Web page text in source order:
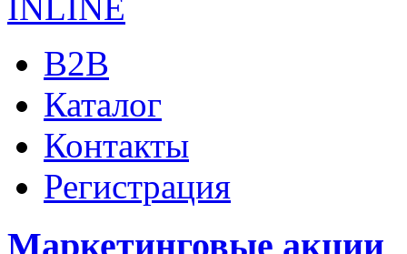
B2B
Каталог
Контакты
Регистрация
Маркетинговые акции